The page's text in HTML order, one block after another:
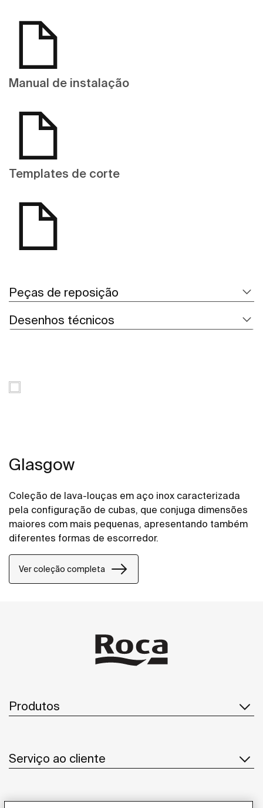
Manual de instalação
Templates de corte
Peças de reposição
Desenhos técnicos
Glasgow
Coleção de lava-louças em aço inox caracterizada
pela configuração de cubas, que conjuga dimensões
maiores com mais pequenas, apresentando também
diferentes formas de escorredor.
Ver coleção completa
Produtos
Serviço ao cliente